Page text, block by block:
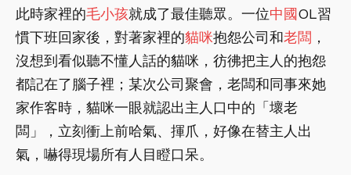
此時家裡的毛小孩就成了最佳聽眾。一位中國OL習
慣下班回家後，對著家裡的貓咪抱怨公司和老闆 ，
沒想到看似聽不懂人話的貓咪，彷彿把主人的抱怨
都記在了腦子裡；某次公司聚會，老闆和同事來她
家作客時，貓咪一眼就認出主人口中的「壞老
闆」，立刻衝上前哈氣、揮爪，好像在替主人出
氣，嚇得現場所有人目瞪口呆。